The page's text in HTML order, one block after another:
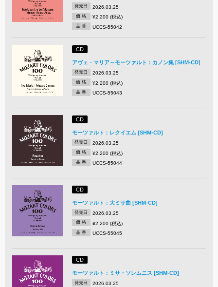
発売日 2026.03.25
価 格 ¥2,200 (税込)
品 番 UCCS-55042
CD
アヴェ・マリア～モーツァルト：カノン集 [SHM-CD]
発売日 2026.03.25
価 格 ¥2,200 (税込)
品 番 UCCS-55043
CD
モーツァルト：レクイエム [SHM-CD]
発売日 2026.03.25
価 格 ¥2,200 (税込)
品 番 UCCS-55044
CD
モーツァルト：大ミサ曲 [SHM-CD]
発売日 2026.03.25
価 格 ¥2,200 (税込)
品 番 UCCS-55045
CD
モーツァルト：ミサ・ソレムニス [SHM-CD]
発売日 2026.03.25